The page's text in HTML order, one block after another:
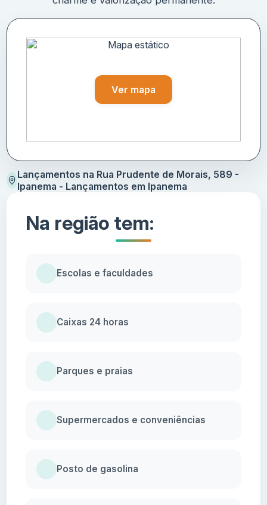
Ver mapa
Lançamentos na Rua Prudente de Morais, 589 -
Ipanema - Lançamentos em Ipanema
Na região tem:
Escolas e faculdades
Caixas 24 horas
Parques e praias
Supermercados e conveniências
Posto de gasolina